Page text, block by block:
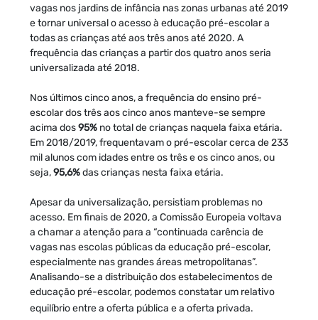
vagas nos jardins de infância nas zonas urbanas até 2019
e tornar universal o acesso à educação pré-escolar a
todas as crianças até aos três anos até 2020. A
frequência das crianças a partir dos quatro anos seria
universalizada até 2018.
Nos últimos cinco anos, a frequência do ensino pré-
escolar dos três aos cinco anos manteve-se sempre
acima dos95% no total de crianças naquela faixa etária.
Em 2018/2019, frequentavam o pré-escolar cerca de 233
mil alunos com idades entre os três e os cinco anos, ou
seja,95,6%das crianças nesta faixa etária.
Apesar da universalização, persistiam problemas no
acesso. Em finais de 2020, a Comissão Europeia voltava
a chamar a atenção para a “continuada carência de
vagas nas escolas públicas da educação pré-escolar,
especialmente nas grandes áreas metropolitanas”.
Analisando-se a distribuição dos estabelecimentos de
educação pré-escolar, podemos constatar um relativo
equilíbrio entre a oferta pública e a oferta privada.